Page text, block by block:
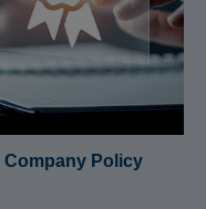
Company Policy